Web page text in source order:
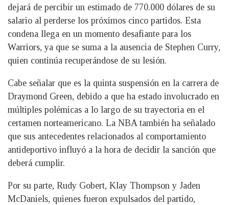
dejará de percibir un estimado de 770.000 dólares de su
salario al perderse los próximos cinco partidos. Esta
condena llega en un momento desafiante para los
Warriors, ya que se suma a la ausencia de Stephen Curry,
quien continúa recuperándose de su lesión.
Cabe señalar que es la quinta suspensión en la carrera de
Draymond Green, debido a que ha estado involucrado en
múltiples polémicas a lo largo de su trayectoria en el
certamen norteamericano. La NBA también ha señalado
que sus antecedentes relacionados al comportamiento
antideportivo influyó a la hora de decidir la sanción que
deberá cumplir.
Por su parte, Rudy Gobert, Klay Thompson y Jaden
McDaniels, quienes fueron expulsados del partido,